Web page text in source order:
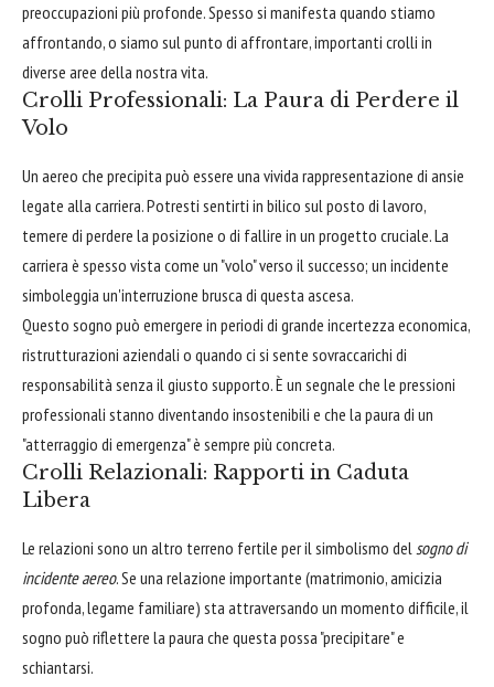
preoccupazioni più profonde. Spesso si manifesta quando stiamo
affrontando, o siamo sul punto di affrontare, importanti crolli in
diverse aree della nostra vita.
Crolli Professionali: La Paura di Perdere il
Volo
Un aereo che precipita può essere una vivida rappresentazione di ansie
legate alla carriera. Potresti sentirti in bilico sul posto di lavoro,
temere di perdere la posizione o di fallire in un progetto cruciale. La
carriera è spesso vista come un "volo" verso il successo; un incidente
simboleggia un'interruzione brusca di questa ascesa.
Questo sogno può emergere in periodi di grande incertezza economica,
ristrutturazioni aziendali o quando ci si sente sovraccarichi di
responsabilità senza il giusto supporto. È un segnale che le pressioni
professionali stanno diventando insostenibili e che la paura di un
"atterraggio di emergenza" è sempre più concreta.
Crolli Relazionali: Rapporti in Caduta
Libera
Le relazioni sono un altro terreno fertile per il simbolismo delsogno di
incidente aereo. Se una relazione importante (matrimonio, amicizia
profonda, legame familiare) sta attraversando un momento difficile, il
sogno può riflettere la paura che questa possa "precipitare" e
schiantarsi.